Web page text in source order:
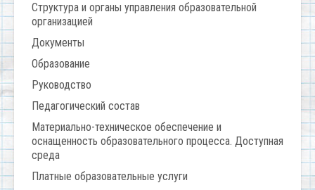
Структура и органы управления образовательной
организацией
Документы
Образование
Руководство
Педагогический состав
Материально-техническое обеспечение и
оснащенность образовательного процесса. Доступная
среда
Платные образовательные услуги